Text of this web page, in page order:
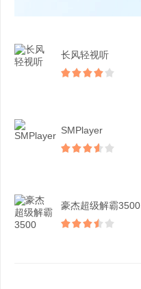
长风轻视听
SMPlayer
豪杰超级解霸3500